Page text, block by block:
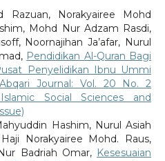
Razuan, Norakyairee Mohd
Mohd Nur Adzam Rasdi,
Noornajihan Ja’afar, Nurul
Pendidikan Al-Quran Bagi
Penyelidikan Ibnu Ummi
Journal: Vol. 20 No. 2
Social Sciences and
Hashim, Nurul Asiah
Norakyairee Mohd. Raus,
Badriah Omar, Kesesuaian